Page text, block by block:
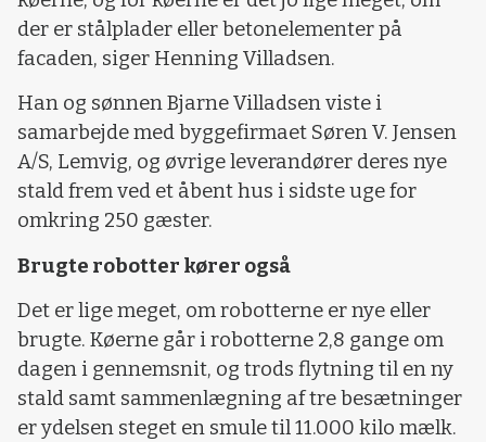
der er stålplader eller betonelementer på
facaden, siger Henning Villadsen.
Han og sønnen Bjarne Villadsen viste i
samarbejde med byggefirmaet Søren V. Jensen
A/S, Lemvig, og øvrige leverandører deres nye
stald frem ved et åbent hus i sidste uge for
omkring 250 gæster.
Brugte robotter kører også
Det er lige meget, om robotterne er nye eller
brugte. Køerne går i robotterne 2,8 gange om
dagen i gennemsnit, og trods flytning til en ny
stald samt sammenlægning af tre besætninger
er ydelsen steget en smule til 11.000 kilo mælk.